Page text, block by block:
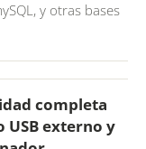
y otras bases
completa
USB externo y